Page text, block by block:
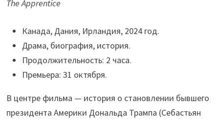
The Apprentice
Канада, Дания, Ирландия, 2024 год.
Драма, биография, история.
Продолжительность: 2 часа.
Премьера: 31 октября.
В центре фильма — история о становлении бывшего
президента Америки Дональда Трампа (Себастьян